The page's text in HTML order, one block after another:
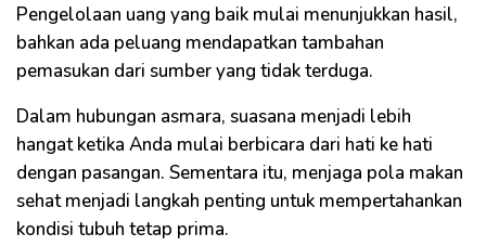
Pengelolaan uang yang baik mulai menunjukkan hasil,
bahkan ada peluang mendapatkan tambahan
pemasukan dari sumber yang tidak terduga.
Dalam hubungan asmara, suasana menjadi lebih
hangat ketika Anda mulai berbicara dari hati ke hati
dengan pasangan. Sementara itu, menjaga pola makan
sehat menjadi langkah penting untuk mempertahankan
kondisi tubuh tetap prima.